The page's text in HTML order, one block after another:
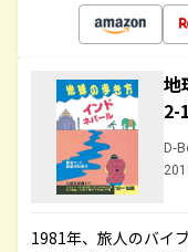
地
2-
D-
1981年、旅人のバイ